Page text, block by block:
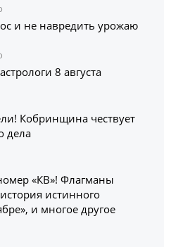
и не навредить урожаю
8 августа
Кобринщина чествует
дела
«КВ»! Флагманы
истинного
и многое другое